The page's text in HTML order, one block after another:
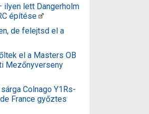
lett Dangerholm
építése
de felejtsd el a
el a Masters OB
Mezőnyverseny
Colnago Y1Rs-
France győztes